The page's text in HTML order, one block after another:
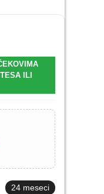
ILI
24meseci